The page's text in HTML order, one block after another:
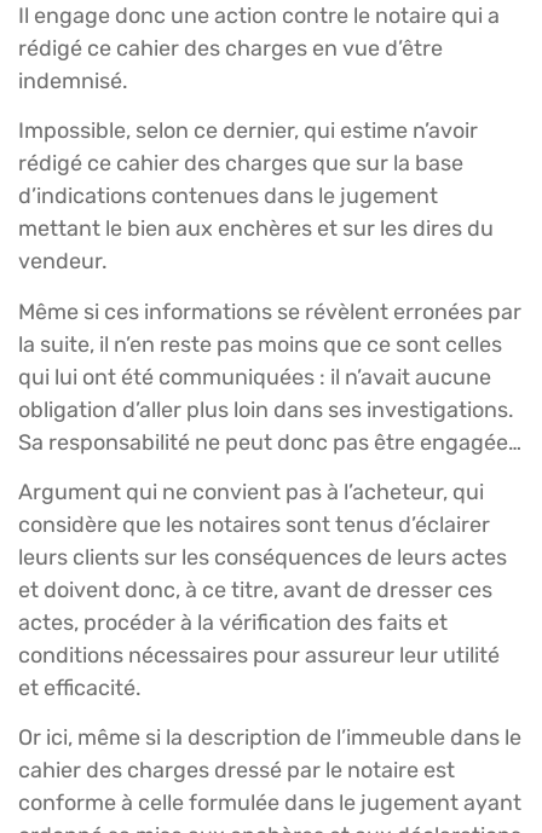
Il engage donc une action contre le notaire qui a
rédigé ce cahier des charges en vue d’être
indemnisé.
Impossible, selon ce dernier, qui estime n’avoir
rédigé ce cahier des charges que sur la base
d’indications contenues dans le jugement
mettant le bien aux enchères et sur les dires du
vendeur.
Même si ces informations se révèlent erronées par
la suite, il n’en reste pas moins que ce sont celles
qui lui ont été communiquées : il n’avait aucune
obligation d’aller plus loin dans ses investigations.
Sa responsabilité ne peut donc pas être engagée…
Argument qui ne convient pas à l’acheteur, qui
considère que les notaires sont tenus d’éclairer
leurs clients sur les conséquences de leurs actes
et doivent donc, à ce titre, avant de dresser ces
actes, procéder à la vérification des faits et
conditions nécessaires pour assureur leur utilité
et efficacité.
Or ici, même si la description de l’immeuble dans le
cahier des charges dressé par le notaire est
conforme à celle formulée dans le jugement ayant